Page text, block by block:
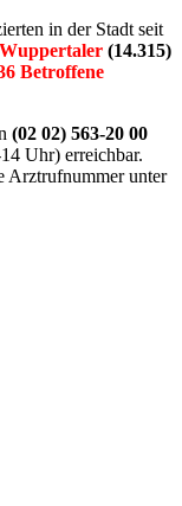
in der Stadt seit
(14.315)
Betroffene
(02 02) 563-20 00
Uhr) erreichbar.
Arztrufnummer unter